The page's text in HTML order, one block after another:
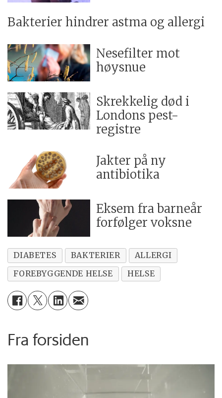
Bakterier hindrer astma og allergi
Nesefilter mot
høysnue
Skrekkelig død i
Londons pest-
registre
Jakter på ny
antibiotika
Eksem fra barneår
forfølger voksne
DIABETES BAKTERIER
ALLERGI
FOREBYGGENDE HELSE
HELSE
Fra forsiden